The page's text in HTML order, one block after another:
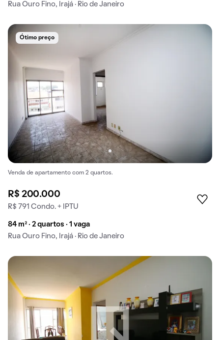
Rua Ouro Fino, Irajá · Rio de Janeiro
Ótimo preço
Venda de apartamento com 2 quartos.
R$ 200.000
R$ 791 Condo. + IPTU
84 m² · 2 quartos · 1 vaga
Rua Ouro Fino, Irajá · Rio de Janeiro